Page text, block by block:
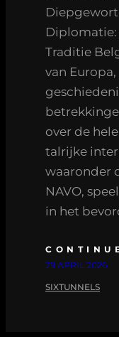
Traditie
van
over de
talrijke
waaronder
NAVO,
in het
29 APRIL 2026
SIXTUNNELS